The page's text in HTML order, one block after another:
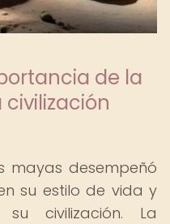
de la
mayas desempeñó
su estilo de vida y
civilización. La